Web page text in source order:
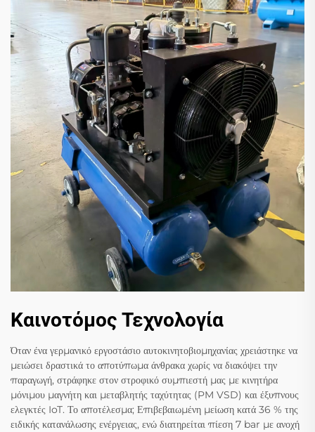
Καινοτόμος Τεχνολογία
Όταν ένα γερμανικό εργοστάσιο αυτοκινητοβιομηχανίας χρειάστηκε να
μειώσει δραστικά το αποτύπωμα άνθρακα χωρίς να διακόψει την
παραγωγή, στράφηκε στον στροφικό συμπιεστή μας με κινητήρα
μόνιμου μαγνήτη και μεταβλητής ταχύτητας (PM VSD) και έξυπνους
ελεγκτές IoT. Το αποτέλεσμα; Επιβεβαιωμένη μείωση κατά 36 % της
ειδικής κατανάλωσης ενέργειας, ενώ διατηρείται πίεση 7 bar με ανοχή